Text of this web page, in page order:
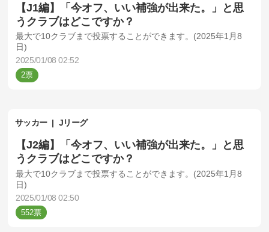
【J1編】「今オフ、いい補強が出来た。」と思
うクラブはどこですか？
最大で10クラブまで投票することができます。(2025年1月8
日)
2025/01/08 02:52
2
サッカー Jリーグ
【J2編】「今オフ、いい補強が出来た。」と思
うクラブはどこですか？
最大で10クラブまで投票することができます。(2025年1月8
日)
2025/01/08 02:50
552